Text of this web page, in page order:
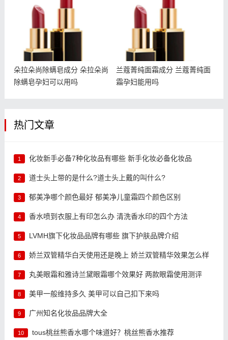
朵拉朵尚除螨皂成分 朵拉朵尚
除螨皂孕妇可以用吗
兰蔻菁纯面霜成分 兰蔻菁纯面
霜孕妇能用吗
热门文章
1 化妆新手必备7种化妆品有哪些 新手化妆必备化妆品
2 道士头上带的是什么?道士头上戴的叫什么?
3 郁美净哪个颜色最好 郁美净儿童霜四个颜色区别
4 香水喷到衣服上有印怎么办 清洗香水印的四个方法
5 LVMH旗下化妆品品牌有哪些 旗下护肤品牌介绍
6 娇兰双管精华白天使用还是晚上 娇兰双管精华效果怎么样
7 丸美眼霜和雅诗兰黛眼霜哪个效果好 两款眼霜使用测评
8 美甲一般维持多久 美甲可以自己扣下来吗
9 广州知名化妆品品牌大全
10 tous桃丝熊香水哪个味道好？桃丝熊香水推荐